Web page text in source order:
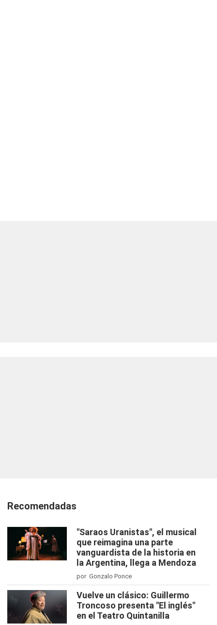
Recomendadas
"Saraos Uranistas", el musical
que reimagina una parte
vanguardista de la historia en
la Argentina, llega a Mendoza
por Gonzalo Ponce
Vuelve un clásico: Guillermo
Troncoso presenta "El inglés"
en el Teatro Quintanilla